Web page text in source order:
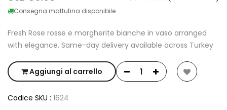
Consegna mattutina disponibile
Fresh Rose rosse e margherite bianche in vaso arranged
with elegance. Same-day delivery available across Turkey
Aggiungi al carrello
Codice SKU : 1624